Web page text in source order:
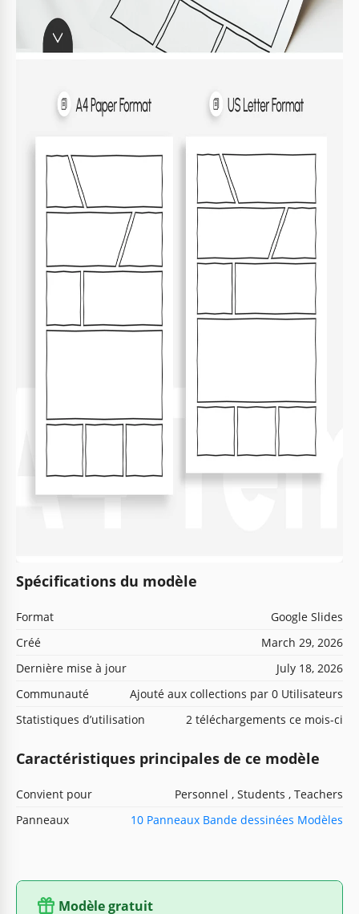
Spécifications du modèle
Format
Google Slides
Créé
March 29, 2026
Dernière mise à jour
July 18, 2026
Communauté
Ajouté aux collections par 0 Utilisateurs
Statistiques d’utilisation
2 téléchargements ce mois-ci
Caractéristiques principales de ce modèle
Convient pour
Personnel , Students , Teachers
Panneaux
10 Panneaux Bande dessinées Modèles
Modèle gratuit